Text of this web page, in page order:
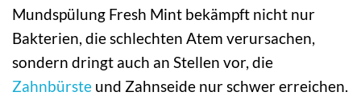
Mundspülung Fresh Mint bekämpft nicht nur
Bakterien, die schlechten Atem verursachen,
sondern dringt auch an Stellen vor, die
Zahnbürste und Zahnseide nur schwer erreichen.